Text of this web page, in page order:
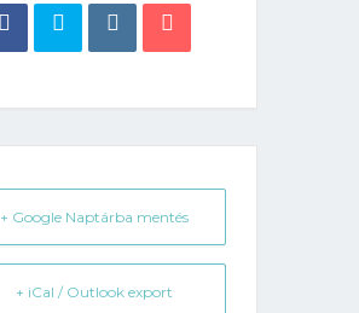
+ Google Naptárba mentés
+ iCal / Outlook export